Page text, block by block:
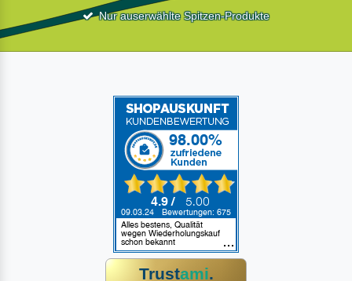
Nur auserwählte Spitzen-Produkte
Trustami.